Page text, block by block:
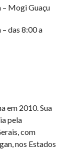
– Mogi Guaçu
das 8:00 a
em 2010. Sua
pela
com
nos Estados